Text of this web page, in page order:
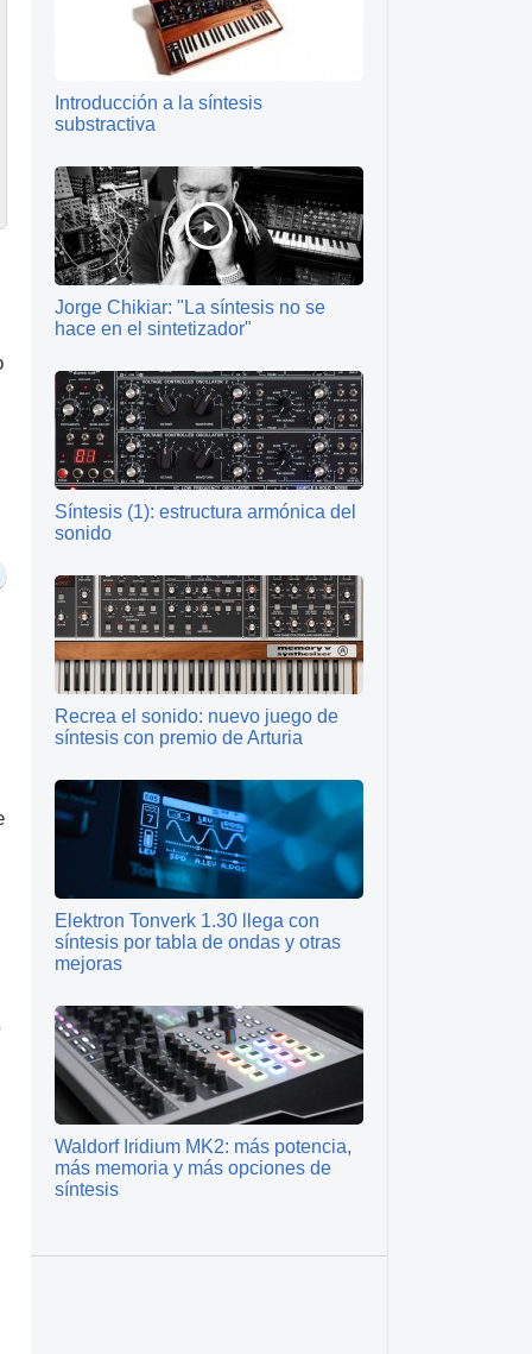
Introducción a la síntesis
substractiva
Jorge Chikiar: "La síntesis no se
hace en el sintetizador"
Síntesis (1): estructura armónica del
sonido
Recrea el sonido: nuevo juego de
síntesis con premio de Arturia
Elektron Tonverk 1.30 llega con
síntesis por tabla de ondas y otras
mejoras
Waldorf Iridium MK2: más potencia,
más memoria y más opciones de
síntesis